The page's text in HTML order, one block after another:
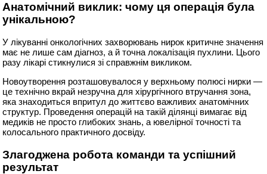
Анатомічний виклик: чому ця операція була
унікальною?
У лікуванні онкологічних захворювань нирок критичне значення
має не лише сам діагноз, а й точна локалізація пухлини. Цього
разу лікарі стикнулися зі справжнім викликом.
Новоутворення розташовувалося у верхньому полюсі нирки —
це технічно вкрай незручна для хірургічного втручання зона,
яка знаходиться впритул до життєво важливих анатомічних
структур. Проведення операцій на такій ділянці вимагає від
медиків не просто глибоких знань, а ювелірної точності та
колосального практичного досвіду.
Злагоджена робота команди та успішний
результат